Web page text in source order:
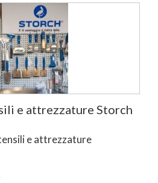
e attrezzature Storch
e attrezzature